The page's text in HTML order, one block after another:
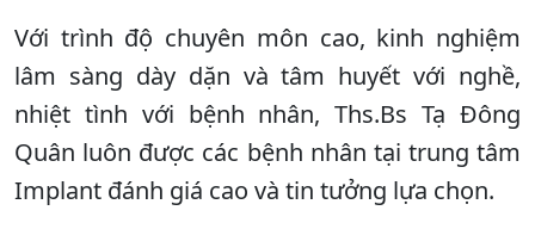
Với trình độ chuyên môn cao, kinh nghiệm
lâm sàng dày dặn và tâm huyết với nghề,
nhiệt tình với bệnh nhân, Ths.Bs Tạ Đông
Quân luôn được các bệnh nhân tại trung tâm
Implant đánh giá cao và tin tưởng lựa chọn.